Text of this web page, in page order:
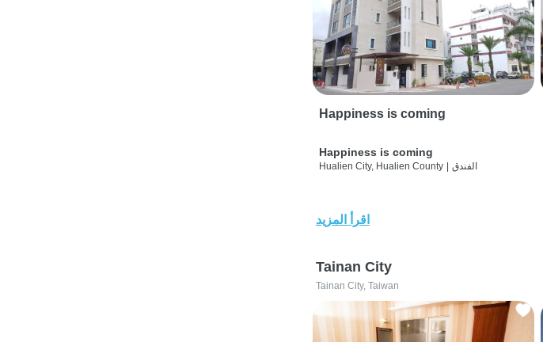
Happiness is coming
Happiness is coming
Hualien City, Hualien County الفندق
اقرأ المزيد
Tainan City
Tainan City, Taiwan